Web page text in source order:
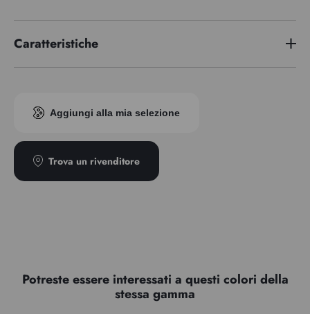
Caratteristiche
Trasparenza
Opaco
Aggiungi alla mia selezione
Trova un rivenditore
Potreste essere interessati a questi colori della
stessa gamma